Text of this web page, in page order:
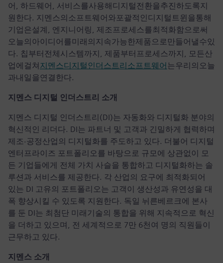
어, 하드웨어, 서비스를사용해디지털전환을추진하도록지
원한다. 지멘스의소프트웨어와포괄적인디지털트윈을통해
기업은설계, 엔지니어링, 제조프로세스를최적화함으로써
오늘의아이디어를미래의지속가능한제품으로만들어낼수있
다. 칩부터전체시스템까지, 제품부터프로세스까지, 모든산
업에걸쳐지멘스디지털인더스트리소프트웨어는우리의오늘
과내일을연결한다.
지멘스 디지털 인더스트리 소개
지멘스 디지털 인더스트리(DI)는 자동화와 디지털화 분야의
혁신적인 리더다. DI는 파트너 및 고객과 긴밀하게 협력하며
제조·공정산업의 디지털화를 주도하고 있다. 더불어 디지털
엔터프라이즈 포트폴리오를 바탕으로 규모에 상관없이 모
든 기업들에게 전체 가치 사슬을 통합하고 디지털화하는 솔
루션과 서비스를 제공한다. 각 산업의 요구에 최적화되어
있는 DI 고유의 포트폴리오는 고객이 생산성과 유연성을 대
폭 향상시킬 수 있도록 지원한다. 독일 뉘른베르크에 본사
를 둔 DI는 최첨단 미래기술의 통합을 위해 지속적으로 혁신
을 더하고 있으며, 전 세계적으로 7만 6천여 명의 직원들이
근무하고 있다.
지멘스 소개